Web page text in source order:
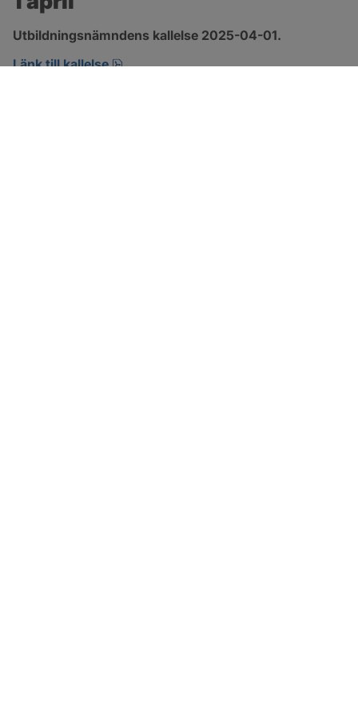
Utbildningsnämndens kallelse 2025-04-01.
Länk till kallelse
pdf, 196.3 kB, öppnas i nytt fönster.